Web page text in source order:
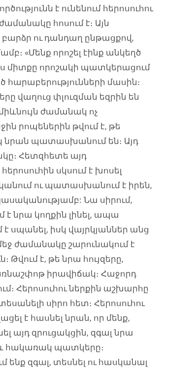
է ունենում հերոսուհու
հոսում է։ Այն
բարձր ու դանդաղ ընթացքով,
«Մենք որոշել էինք անկեղծ
միտքը որոշակի պատկերացում
մասին։
վաղուց փլուզման եզրին են
ժամանակ ոչ
րոպեներին թվում է, թե
նրան պատասխանում են։ Այդ
Հետզհետե այդ
սկսում է խոսել
ու պատասխանում է իրեն,
Նա սիրում,
է նրա կողքին լինել, ապա
է սպանել, իսկ վայրկյաններ անց
ժամանակը շարունակում է
Թվում է, թե նրա հույզերը,
իրավիճակ։ Հաջորդ
Հերոսուհու ներքին աշխարհը
սիրո հետ։ Հերոսուհու
է հասնել նրան, որ մենք,
այդ զրուցակցին, զգալ նրա
հակառակ պատկերը։
ենք զգալ, տեսնել ու հասկանալ